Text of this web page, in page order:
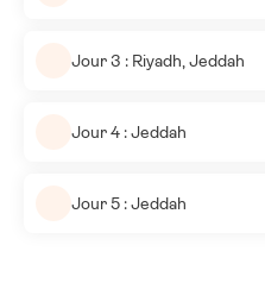
Jour 3 : Riyadh, Jeddah
Jour 4 : Jeddah
Jour 5 : Jeddah